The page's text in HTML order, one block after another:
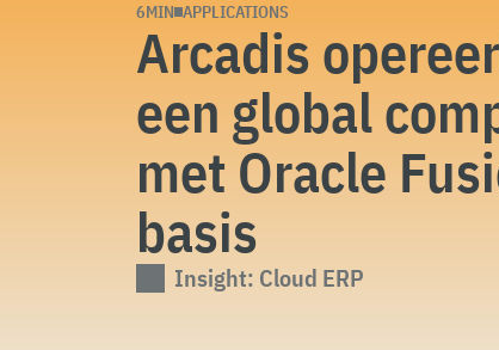
6MIN APPLICATIONS
Arcadis
een global
met Oracle
basis
Insight: Cloud ERP